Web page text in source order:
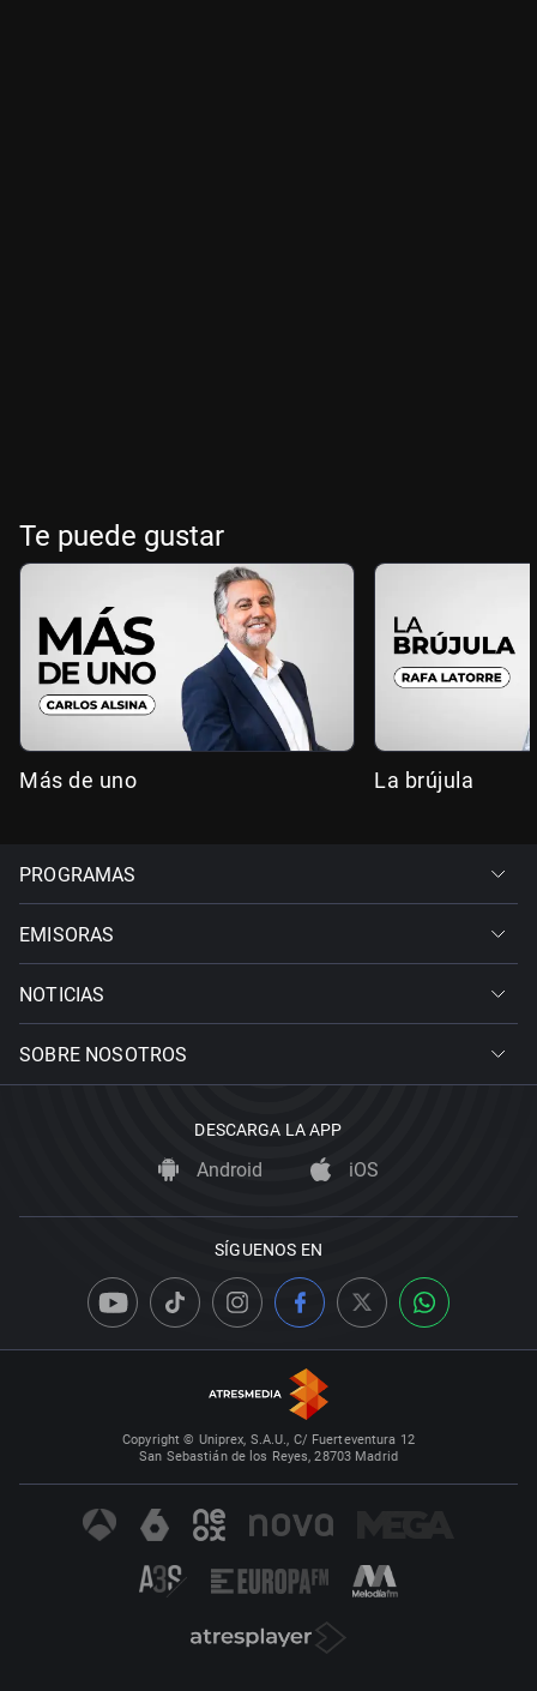
Te puede gustar
Más de uno La brújula
PROGRAMAS
EMISORAS
NOTICIAS
SOBRE NOSOTROS
DESCARGA LA APP
Android iOS
SÍGUENOS EN
Copyright © Uniprex, S.A.U., C/ Fuerteventura 12
San Sebastián de los Reyes, 28703 Madrid